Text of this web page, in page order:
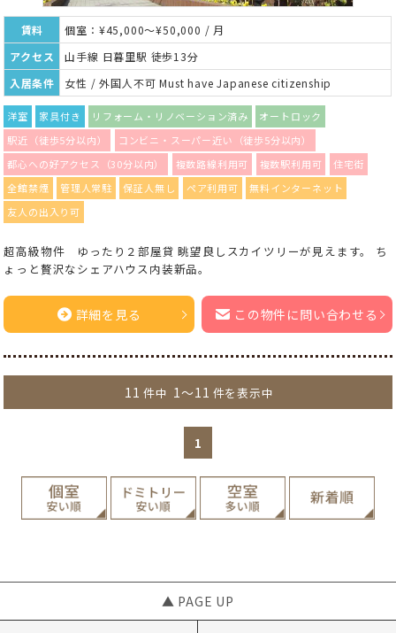
賃料
個室：¥45,000～¥50,000 / 月
アクセス
山手線 日暮里駅 徒歩13分
入居条件
女性 / 外国人不可 Must have Japanese citizenship
洋室 家具付き リフォーム・リノベーション済み
オートロック
駅近（徒歩5分以内）
コンビニ・スーパー近い（徒歩5分以内）
都心への好アクセス（30分以内）
複数路線利用可 複数駅利用可
住宅街
全館禁煙
管理人常駐 保証人無し ペア利用可
無料インターネット
友人の出入り可
超高級物件 ゆったり２部屋貸 眺望良しスカイツリーが見えます。 ち
ょっと贅沢なシェアハウス内装新品。
詳細を見る この物件に問い合わせる
11 件中 1～11 件を表示中
1
▲ PAGE UP